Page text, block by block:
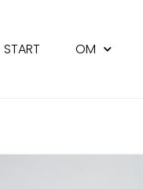
START OM